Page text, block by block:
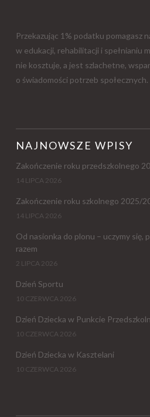
Przekazując 1% podatku pomagasz
w edukacji, rehabilitacji i spełnianiu
nie kosztuje, a jest szlachetne,
o świadomości potrzeb społecznych.
NAJNOWSZE WPISY
Zakończenie roku przedszkolnego
14 LIPCA 2026
Zakończenie roku szkolnego 2025/
14 LIPCA 2026
Od nasionka do plonu – uczymy się,
razem
2 LIPCA 2026
Dzień Sportu
10 CZERWCA 2026
Dzień Dziecka w Punkcie
10 CZERWCA 2026
Dzień Dziecka w Kasztelani
10 CZERWCA 2026